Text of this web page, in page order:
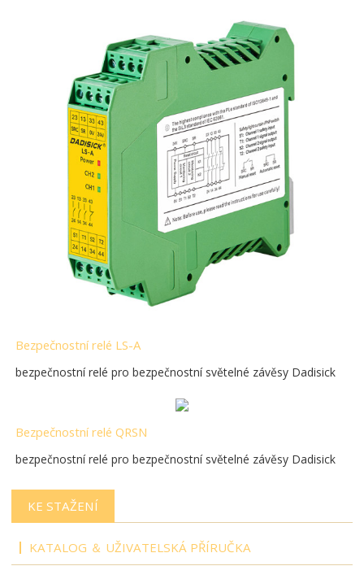
Bezpečnostní relé LS-A
bezpečnostní relé pro bezpečnostní světelné závěsy Dadisick
Bezpečnostní relé QRSN
bezpečnostní relé pro bezpečnostní světelné závěsy Dadisick
KE STAŽENÍ
KATALOG ＆ UŽIVATELSKÁ PŘÍRUČKA